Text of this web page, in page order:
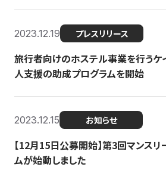
2023.12.19 プレスリリース
旅行者向けのホステル事業を行うケ
人支援の助成プログラムを開始
2023.12.15 お知らせ
【12月15日公募開始】第3回マンス
ムが始動しました